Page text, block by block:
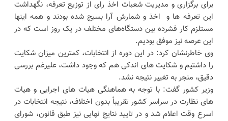
برای برگزاری و مدیریت شعبات اخذ رای از توزیع تعرفه، نگهداشت
این تعرفه ها و اخذ و شمارش آرا بسیج شده بودند و همه اینها
مستلزم کار فشرده بین دستگاه‌های مختلف در یک روز است که در
این عرصه نیز موفق بودیم.
وی خاطرنشان کرد: در این دوره از انتخابات، کمترین میزان شکایت
را داشتیم و شکایت های اندکی هم که وجود داشت، علیرغم بررسی
دقیق، منجر به تغییر نتیجه نشد.
وزیر کشور گفت: با توجه به هماهنگی هیات های اجرایی و هیات
های نظارت در سراسر کشور تقریباً بدون اختلاف، نتیجه انتخابات در
اسرع وقت اعلام شد و در تایید نتایج نهایی نیز طبق قانون، شورای